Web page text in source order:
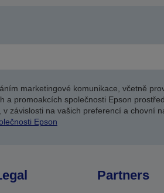
marketingové komunikace, včetně
a promoakcích společnosti Epson
závislosti na vašich preferencí a chovní
Epson
Partners